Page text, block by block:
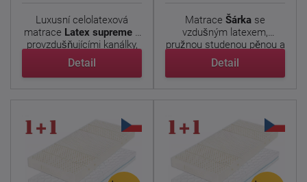
Luxusní celolatexová
matrace Latex supremes
provzdušňujícími kanálky,
...
Detail
Matrace Šárka se
vzdušným latexem,
pružnou studenou pěnou a
prošívaným ...
Detail